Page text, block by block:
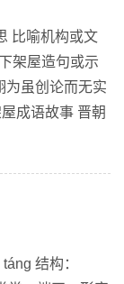
比喻机构或文
架屋造句或示
为虽创论而无实
成语故事 晋朝
结构：